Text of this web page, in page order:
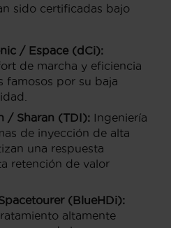
sido certificadas bajo
/ Espace (dCi):
de marcha y eficiencia
famosos por su baja
/ Sharan (TDI): Ingeniería
de inyección de alta
una respuesta
retención de valor
(BlueHDi):
altamente